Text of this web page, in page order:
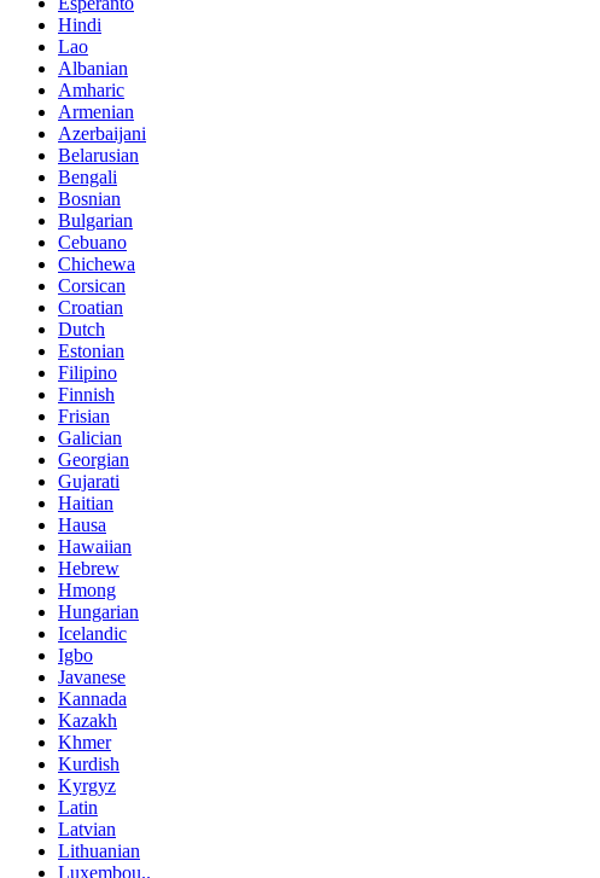
Hindi
Lao
Albanian
Amharic
Armenian
Azerbaijani
Belarusian
Bengali
Bosnian
Bulgarian
Cebuano
Chichewa
Corsican
Croatian
Dutch
Estonian
Filipino
Finnish
Frisian
Galician
Georgian
Gujarati
Haitian
Hausa
Hawaiian
Hebrew
Hmong
Hungarian
Icelandic
Igbo
Javanese
Kannada
Kazakh
Khmer
Kurdish
Kyrgyz
Latin
Latvian
Lithuanian
Luxembou..